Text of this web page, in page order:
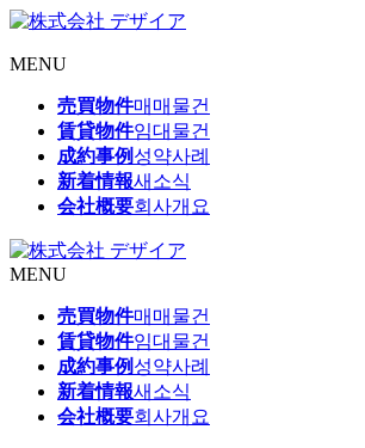
MENU
売買物件매매물건
賃貸物件임대물건
成約事例 성약사례
新着情報새소식
会社概要회사개요
MENU
売買物件매매물건
賃貸物件임대물건
成約事例 성약사례
新着情報새소식
会社概要회사개요